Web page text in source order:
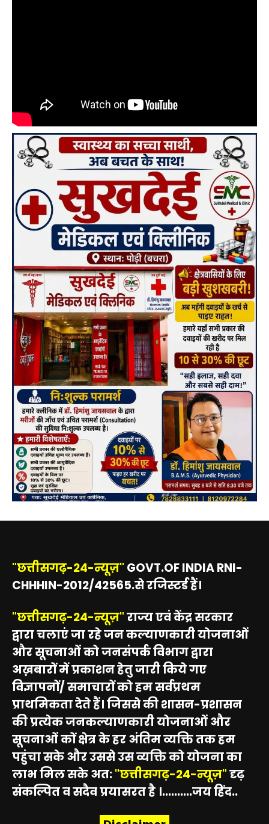
"छत्तीसगढ़-24-न्यूज़" GOVT.OF INDIA RNI-
CHHHIN-2012/42565.से रजिस्टर्ड हैं।
"छत्तीसगढ़-24-न्यूज़"राज्य एवं केंद्र सरकार
द्वारा चलाएं जा रहे जन कल्याणकारी योजनाओं
और सूचनाओं को जनसंपर्क विभाग द्वारा
अख़बारों में प्रकाशन हेतु जारी किये गए
विज्ञापनों/ समाचारों को हम सर्वप्रथम
प्राथमिकता देते हैं। जिससे की शासन-प्रशासन
की प्रत्येक जनकल्याणकारी योजनाओं और
सूचनाओं कों क्षेत्र के हर अंतिम व्यक्ति तक हम
पहुंचा सके और उससे उस व्यक्ति को योजना का
लाभ मिल सके अत:"छत्तीसगढ़-24-न्यूज़"दृढ़
संकल्पित व सदैव प्रयासरत है ।..........जय हिंद..